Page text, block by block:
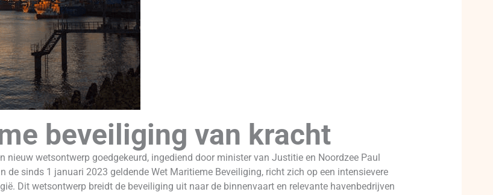
beveiliging van kracht
nieuw wetsontwerp goedgekeurd, ingediend door minister van Justitie en Noordzee Paul
de sinds 1 januari 2023 geldende Wet Maritieme Beveiliging, richt zich op een intensievere
Dit wetsontwerp breidt de beveiliging uit naar de binnenvaart en relevante havenbedrijven